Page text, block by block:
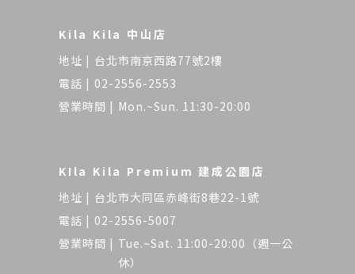
Kila Kila 中山店
台北市南京西路77號2樓
02-2556-2553
Mon.~Sun. 11:30-20:00
KIla Kila Premium 建成公園店
台北市大同區赤峰街8巷22-1號
02-2556-5007
Tue.~Sat. 11:00-20:00（週一公
休）